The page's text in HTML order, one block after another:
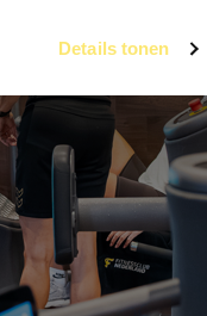
Details tonen